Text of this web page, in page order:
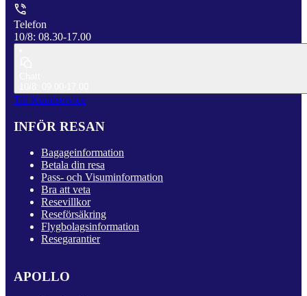
Telefon
10/8: 08.30-17.00
Till Kundservice
INFÖR RESAN
Bagageinformation
Betala din resa
Pass- och Visuminformation
Bra att veta
Resevillkor
Reseförsäkring
Flygbolagsinformation
Resegarantier
APOLLO